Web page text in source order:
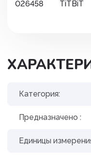
026458
TiTBiT
Категория:
Предназначено :
Единицы